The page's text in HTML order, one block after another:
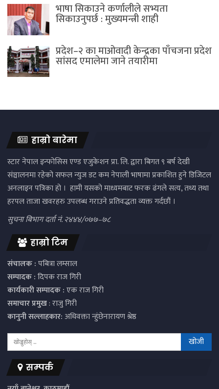
भाषा सिकाउने कर्णालीले सभ्यता
सिकाउनुपर्छ : मुख्यमन्त्री शाही
प्रदेश–२ का माओवादी केन्द्रका पाँचजना प्रदेश
सांसद एमालेमा जाने तयारीमा
हाम्रो बारेमा
स्टार नेपाल इन्फोसिस एण्ड एजुकेशन प्रा. लि. द्वारा बिगत ९ बर्ष देखी
संञ्चालनमा रहेको सफल न्युज डट कम नेपाली भाषामा प्रकाशित हुने डिजिटल
अनलाइन पत्रिका हो । हामी यसको माध्यमबाट फरक ढंगले सत्य, तथ्य तथा
हरपल ताजा खवरहरु उपलब्ध गराउने प्रतिवद्धता व्यक्त गर्दछौं ।
सुचना बिभाग दर्ता नं. २४४४/०७७–७८
हाम्रो टिम
संचालक :पबित्रा लम्साल
सम्पादक :दिपक राज गिरी
कार्यकारी सम्पादक :एक राज गिरी
समाचार प्रमुख: राजु गिरी
कानुनी सल्लाहकार:अधिवक्ता न्हुंछेनारायण श्रेष्ठ
सम्पर्क